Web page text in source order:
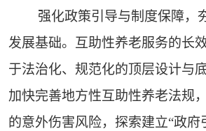
强化政策引导与制度保障，
发展基础。互助性养老服务的长
于法治化、规范化的顶层设计与
加快完善地方性互助性养老法规
的意外伤害风险，探索建立“政府